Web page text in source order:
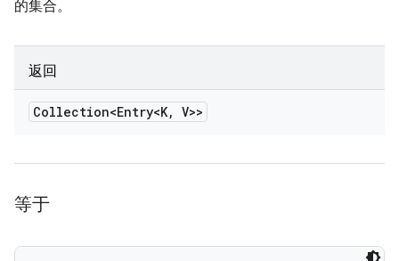
的集合。
返回
Collection<Entry<K, V>>
等于